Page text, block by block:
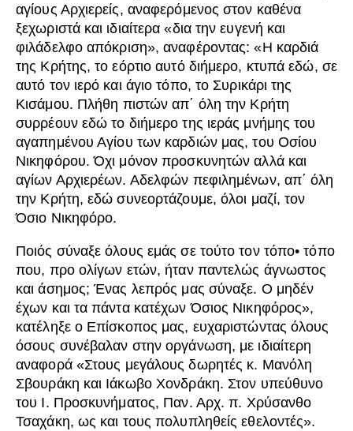
αγίους Αρχιερείς, αναφερόμενος στον καθένα
ξεχωριστά και ιδιαίτερα «δια την ευγενή και
φιλάδελφο απόκριση», αναφέροντας: «Η καρδιά
της Κρήτης, το εόρτιο αυτό διήμερο, κτυπά εδώ, σε
αυτό τον ιερό και άγιο τόπο, το Συρικάρι της
Κισάμου. Πλήθη πιστών απ΄ όλη την Κρήτη
συρρέουν εδώ το διήμερο της ιεράς μνήμης του
αγαπημένου Αγίου των καρδιών μας, του Οσίου
Νικηφόρου. Όχι μόνον προσκυνητών αλλά και
αγίων Αρχιερέων. Αδελφών πεφιλημένων, απ΄ όλη
την Κρήτη, εδώ συνεορτάζουμε, όλοι μαζί, τον
Όσιο Νικηφόρο.
Ποιός σύναξε όλους εμάς σε τούτο τον τόπο• τόπο
που, προ ολίγων ετών, ήταν παντελώς άγνωστος
και άσημος; Ένας λεπρός μας σύναξε. Ο μηδέν
έχων και τα πάντα κατέχων Όσιος Νικηφόρος»,
κατέληξε ο Επίσκοπος μας, ευχαριστώντας όλους
όσους συνέβαλαν στην οργάνωση, με ιδιαίτερη
αναφορά «Στους μεγάλους δωρητές κ. Μανόλη
Σβουράκη και Ιάκωβο Χονδράκη. Στον υπεύθυνο
του Ι. Προσκυνήματος, Παν. Αρχ. π. Χρύσανθο
Τσαχάκη, ως και τους πολυπληθείς εθελοντές».